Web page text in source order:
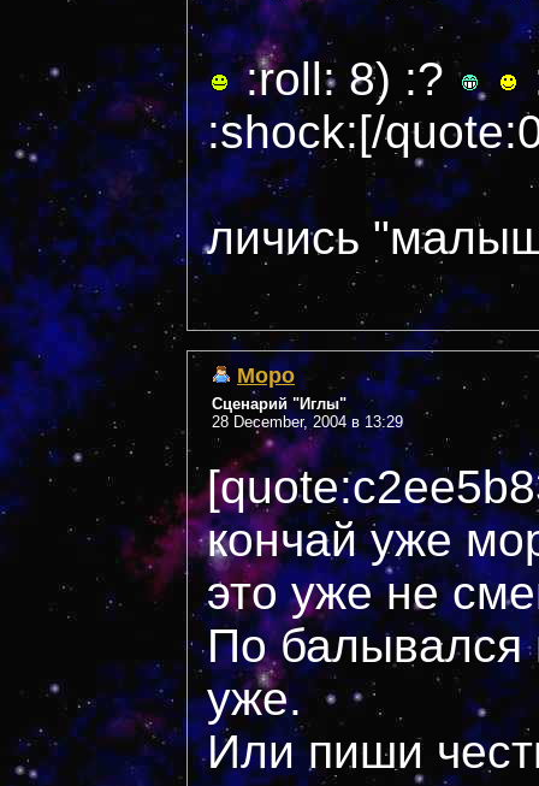
:roll: 8) :?
:shock:[/
личись
Моро
Сценарий "Иглы"
28 December, 2004 в 13:29
кончай уже
это уже не
По балывался
уже.
Или пиши